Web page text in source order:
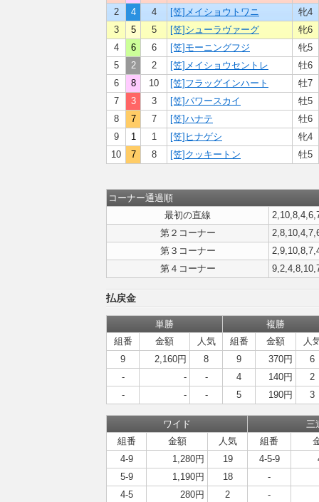
2
4 4 [笠]メイショウトワニ
牝4
3
5 5 [笠]シューラヴァーグ
牝6
4
6 6 [笠]モーニングフジ
牝5
5
2 2 [笠]メイショウセントレ
牡6
6
8 10 [笠]フラッグインハート
牡7
7
3 3 [笠]パワースカイ
牡5
8
7 7 [笠]ハナテ
牡6
9
1 1 [笠]ヒナゲシ
牝4
10
7 8 [笠]クッキートン 牡5
コーナー通過順
最初の直線
第２コーナー
第３コーナー
第４コーナー
払戻金
単勝
複勝
組番
金額 人気 組番 金額
人
9
2,160円 8 9 370円
6
-
- - 4 140円
2
-
- - 5 190円 3
ワイド
三
組番
金額 人気 組番
4-9
1,280円 19 4-5-9
5-9
1,190円 18
-
4-5
280円 2 -